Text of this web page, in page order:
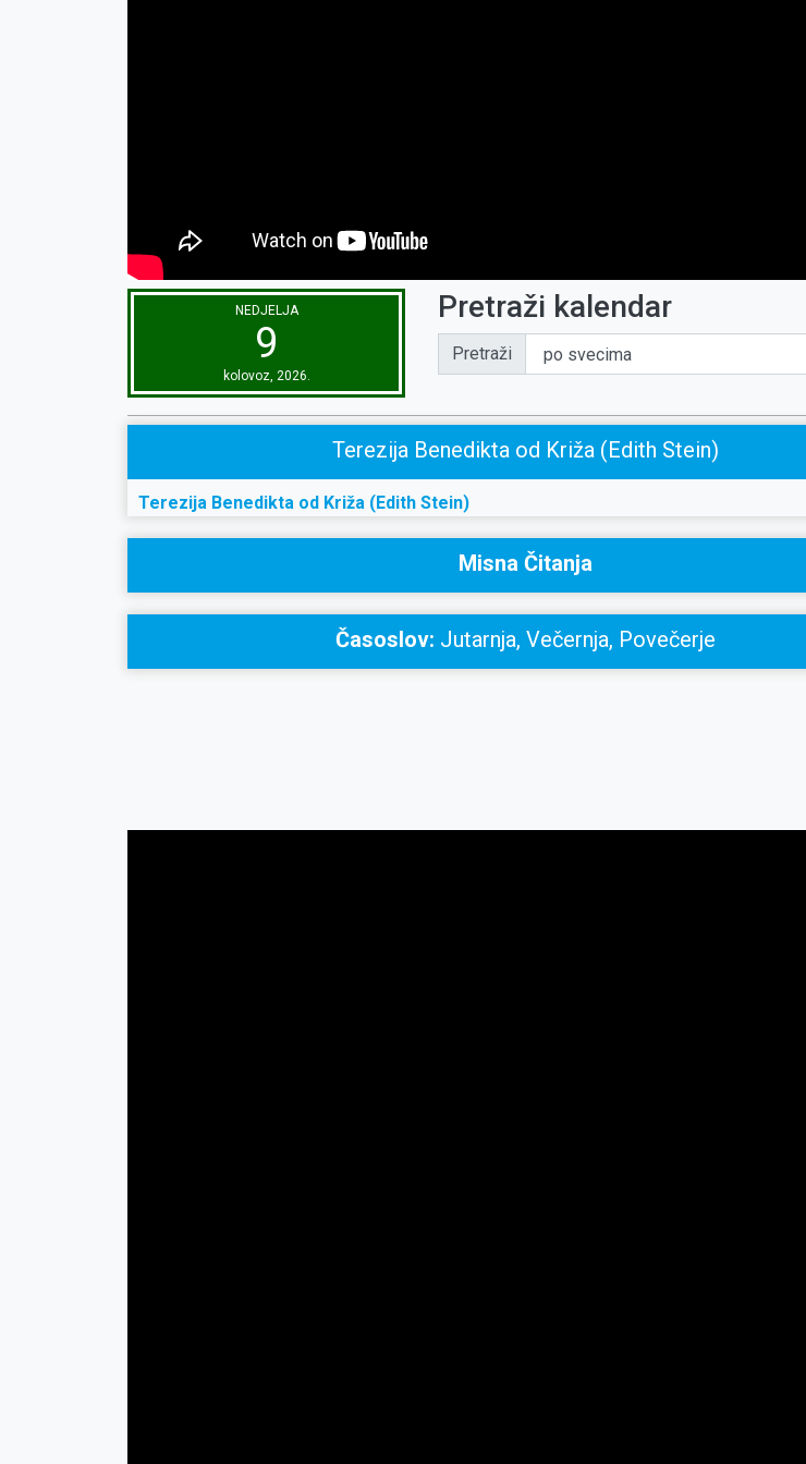
NEDJELJA
9
kolovoz, 2026.
Pretraži kalendar
Pretraži
Terezija Benedikta od Križa (Edith Stein)
Terezija Benedikta od Križa (Edith Stein)
Misna Čitanja
Časoslov: Jutarnja, Večernja, Povečerje